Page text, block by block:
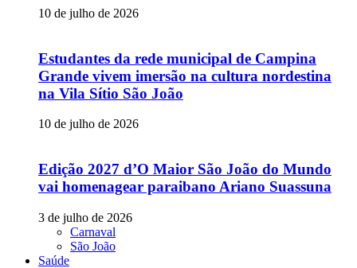
10 de julho de 2026
Estudantes da rede municipal de Campina
Grande vivem imersão na cultura nordestina
na Vila Sítio São João
10 de julho de 2026
Edição 2027 d’O Maior São João do Mundo
vai homenagear paraibano Ariano Suassuna
3 de julho de 2026
Carnaval
São João
Saúde